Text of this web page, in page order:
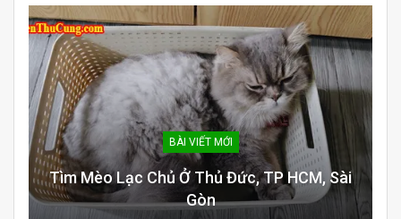
BÀI VIẾT MỚI
Tìm Mèo Lạc Chủ Ở Thủ Đức, TP HCM, Sài
Gòn